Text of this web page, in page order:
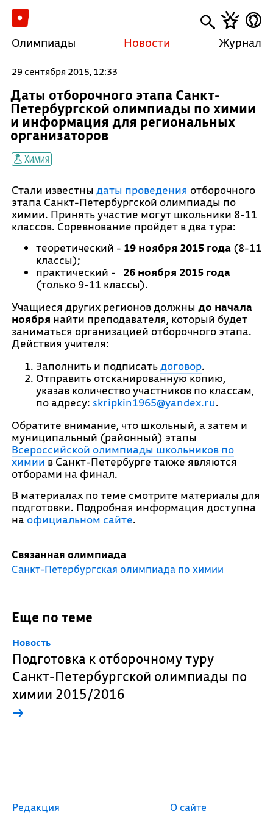
Олимпиады Новости Журнал
29 сентября 2015, 12:33
Даты отборочного этапа Санкт-
Петербургской олимпиады по химии
и информация для региональных
организаторов
Химия
Стали известны даты проведения отборочного
этапа Санкт-Петербургской олимпиады по
химии. Принять участие могут школьники 8-11
классов. Соревнование пройдет в два тура:
теоретический - 19 ноября 2015 года (8-11
классы);
практический - 26 ноября 2015 года
(только 9-11 классы).
Учащиеся других регионов должны до начала
ноября найти преподавателя, который будет
заниматься организацией отборочного этапа.
Действия учителя:
Заполнить и подписатьдоговор.
Отправить отсканированную копию,
указав количество участников по классам,
по адресу: skripkin1965@yandex.ru.
Обратите внимание, что школьный, а затем и
муниципальный (районный) этапы
Всероссийской олимпиады школьников по
химиив Санкт-Петербурге также являются
отборами на финал.
В материалах по теме смотрите материалы для
подготовки. Подробная информация доступна
на официальном сайте.
Связанная олимпиада
Санкт-Петербургская олимпиада по химии
Еще по теме
Новость
Подготовка к отборочному туру
Санкт-Петербургской олимпиады по
химии 2015/2016
→
Редакция О сайте